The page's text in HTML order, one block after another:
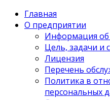
Главная
О предприятии
Информация
Цель, задачи и
Лицензия
Перечень
Политика в
персональных